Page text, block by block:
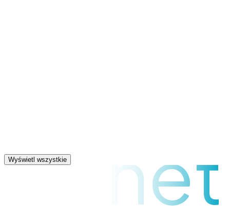
Wyświetl wszystkie
raynet